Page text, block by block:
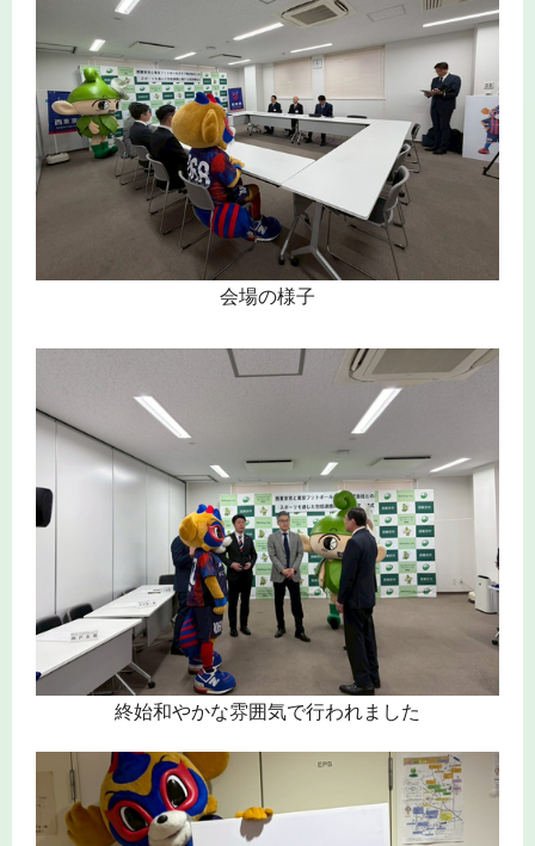
会場の様子
終始和やかな雰囲気で行われました